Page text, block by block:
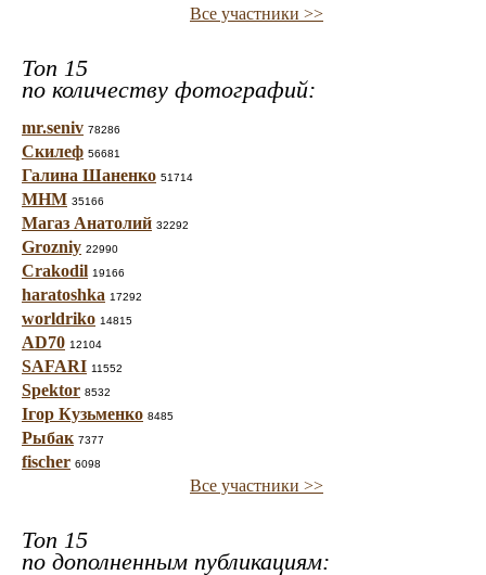
Все участники >>
Топ 15
по количеству фотографий:
mr.seniv 78286
Скилеф 56681
Галина Шаненко 51714
МНМ 35166
Магаз Анатолий 32292
Grozniy 22990
Crakodil 19166
haratoshka 17292
worldriko 14815
AD70 12104
SAFARI 11552
Spektor 8532
Ігор Кузьменко 8485
Рыбак 7377
fischer 6098
Все участники >>
Топ 15
по дополненным публикациям: